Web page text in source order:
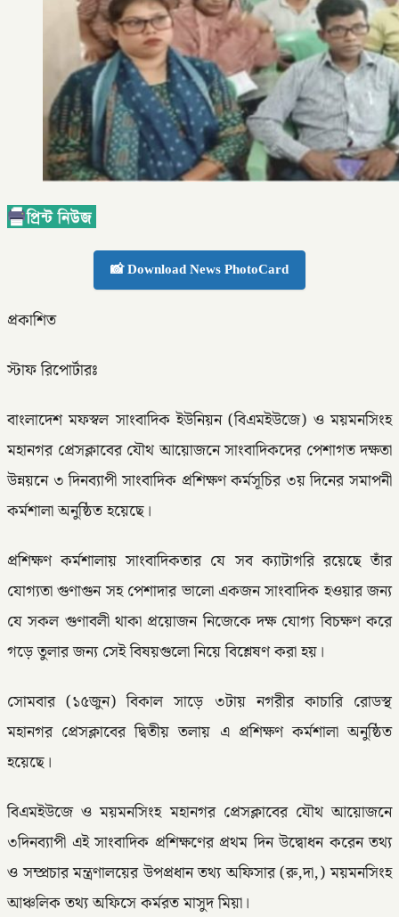
📸 Download News PhotoCard
প্রকাশিত
স্টাফ রিপোর্টারঃ
বাংলাদেশ মফস্বল সাংবাদিক ইউনিয়ন (বিএমইউজে) ও ময়মনসিংহ
মহানগর প্রেসক্লাবের যৌথ আয়োজনে সাংবাদিকদের পেশাগত দক্ষতা
উন্নয়নে ৩ দিনব্যাপী সাংবাদিক প্রশিক্ষণ কর্মসূচির ৩য় দিনের সমাপনী
কর্মশালা অনুষ্ঠিত হয়েছে।
প্রশিক্ষণ কর্মশালায় সাংবাদিকতার যে সব ক্যাটাগরি রয়েছে তাঁর
যোগ্যতা গুণাগুন সহ পেশাদার ভালো একজন সাংবাদিক হওয়ার জন্য
যে সকল গুণাবলী থাকা প্রয়োজন নিজেকে দক্ষ যোগ্য বিচক্ষণ করে
গড়ে তুলার জন্য সেই বিষয়গুলো নিয়ে বিশ্লেষণ করা হয়।
সোমবার (১৫জুন) বিকাল সাড়ে ৩টায় নগরীর কাচারি রোডস্থ
মহানগর প্রেসক্লাবের দ্বিতীয় তলায় এ প্রশিক্ষণ কর্মশালা অনুষ্ঠিত
হয়েছে।
বিএমইউজে ও ময়মনসিংহ মহানগর প্রেসক্লাবের যৌথ আয়োজনে
৩দিনব্যাপী এই সাংবাদিক প্রশিক্ষণের প্রথম দিন উদ্বোধন করেন তথ্য
ও সম্প্রচার মন্ত্রণালয়ের উপপ্রধান তথ্য অফিসার (রু,দা,) ময়মনসিংহ
আঞ্চলিক তথ্য অফিসে কর্মরত মাসুদ মিয়া।